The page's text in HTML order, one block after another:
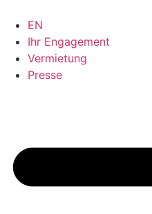
Inhalt
springen
EN
Ihr Engagement
Vermietung
Presse